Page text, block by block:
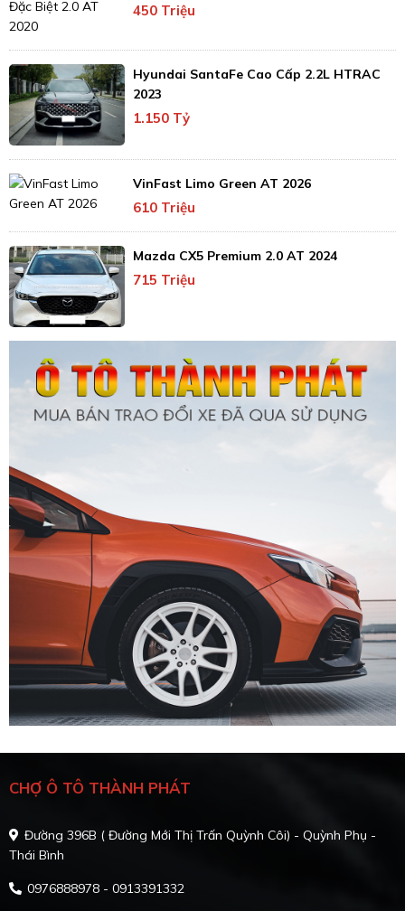
450 Triệu
Hyundai SantaFe Cao Cấp 2.2L HTRAC
2023
1.150 Tỷ
VinFast Limo Green AT 2026
610 Triệu
Mazda CX5 Premium 2.0 AT 2024
715 Triệu
CHỢ Ô TÔ THÀNH PHÁT
Đường 396B ( Đường Mới Thị Trấn Quỳnh Côi) - Quỳnh Phụ -
Thái Bình
0976888978 - 0913391332